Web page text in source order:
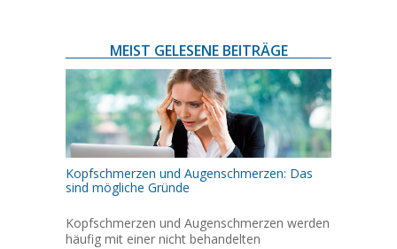
MEIST GELESENE BEITRÄGE
Kopfschmerzen und Augenschmerzen: Das
sind mögliche Gründe
Kopfschmerzen und Augenschmerzen werden
häufig mit einer nicht behandelten